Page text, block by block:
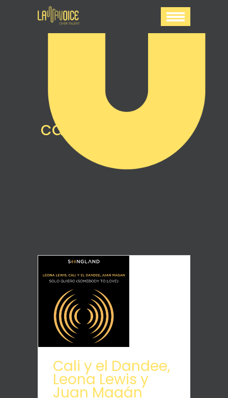
cali y el dandee
Cali y el Dandee,
Leona Lewis y
Juan Magán